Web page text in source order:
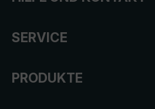
SERVICE
PRODUKTE